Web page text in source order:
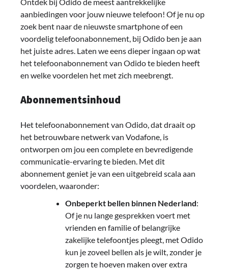
Ontdek bij Odido de meest aantrekkelijke
aanbiedingen voor jouw nieuwe telefoon! Of je nu op
zoek bent naar de nieuwste smartphone of een
voordelig telefoonabonnement, bij Odido ben je aan
het juiste adres. Laten we eens dieper ingaan op wat
het telefoonabonnement van Odido te bieden heeft
en welke voordelen het met zich meebrengt.
Abonnementsinhoud
Het telefoonabonnement van Odido, dat draait op
het betrouwbare netwerk van Vodafone, is
ontworpen om jou een complete en bevredigende
communicatie-ervaring te bieden. Met dit
abonnement geniet je van een uitgebreid scala aan
voordelen, waaronder:
Onbeperkt bellen binnen Nederland:
Of je nu lange gesprekken voert met
vrienden en familie of belangrijke
zakelijke telefoontjes pleegt, met Odido
kun je zoveel bellen als je wilt, zonder je
zorgen te hoeven maken over extra